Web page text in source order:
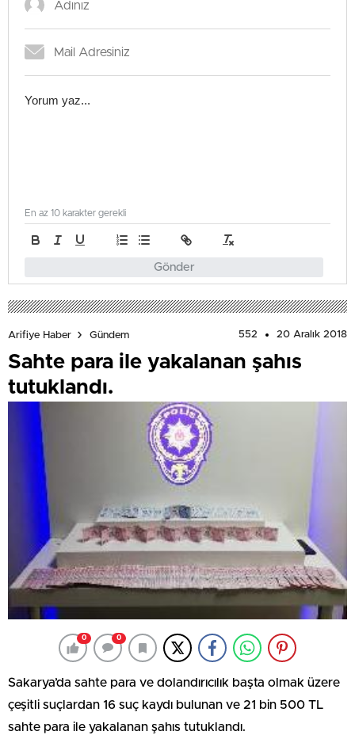
Gönder
En az 10 karakter gerekli
Arifiye Haber Gündem 552 20 Aralık 2018
Sahte para ile yakalanan şahıs
tutuklandı.
0 0
Sakarya’da sahte para ve dolandırıcılık başta olmak üzere
çeşitli suçlardan 16 suç kaydı bulunan ve 21 bin 500 TL
sahte para ile yakalanan şahıs tutuklandı.